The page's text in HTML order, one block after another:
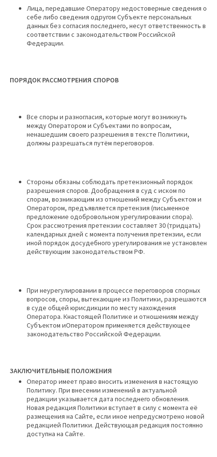
Лица, передавшие Оператору недостоверные сведения о
себе либо сведения одругом Субъекте персональных
данных без согласия последнего, несут ответственность в
соответствии с законодательством Российской
Федерации.
ПОРЯДОК РАССМОТРЕНИЯ СПОРОВ
Все споры и разногласия, которые могут возникнуть
между Оператором и Субъектами по вопросам,
ненашедшим своего разрешения в тексте Политики,
должны разрешаться путём переговоров.
Стороны обязаны соблюдать претензионный порядок
разрешения споров. Дообращения в суд с иском по
спорам, возникающим из отношений между Субъектом и
Оператором, предъявляется претензия (письменное
предложение одобровольном урегулировании спора).
Срок рассмотрения претензии составляет 30 (тридцать)
календарных дней с момента получения претензии, если
иной порядок досудебного урегулирования не установлен
действующим законодательством РФ.
При неурегулировании в процессе переговоров спорных
вопросов, споры, вытекающие из Политики, разрешаются
в суде общей юрисдикции по месту нахождения
Оператора. Кнастоящей Политике и отношениям между
Субъектом иОператором применяется действующее
законодательство Российской Федерации.
ЗАКЛЮЧИТЕЛЬНЫЕ ПОЛОЖЕНИЯ
Оператор имеет право вносить изменения в настоящую
Политику. При внесении изменений в актуальной
редакции указывается дата последнего обновления.
Новая редакция Политики вступает в силу с момента её
размещения на Сайте, если иное непредусмотрено новой
редакцией Политики. Действующая редакция постоянно
доступна на Сайте.